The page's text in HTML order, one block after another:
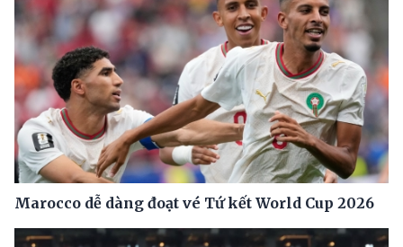
Marocco dễ dàng đoạt vé Tứ kết World Cup 2026